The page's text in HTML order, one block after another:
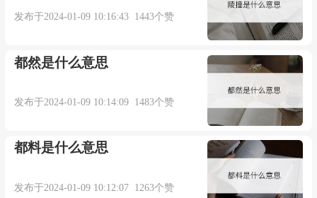
发布于2024-01-09 10:16:43 1443个赞
都然是什么意思
发布于2024-01-09 10:14:09 1483个赞
都料是什么意思
发布于2024-01-09 10:12:07 1263个赞